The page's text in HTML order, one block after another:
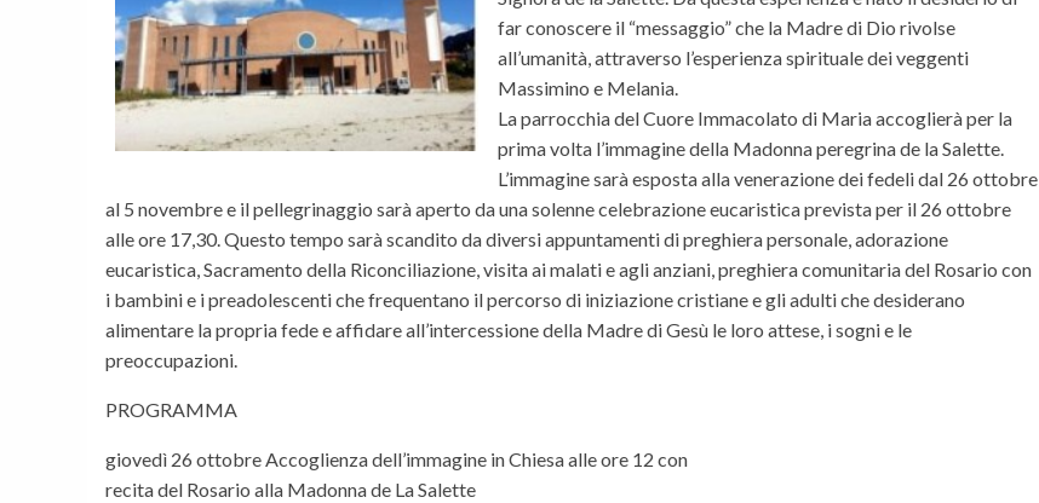
far conoscere il “messaggio” che la Madre di Dio rivolse
all’umanità, attraverso l’esperienza spirituale dei veggenti
Massimino e Melania.
La parrocchia del Cuore Immacolato di Maria accoglierà per la
prima volta l’immagine della Madonna peregrina de la Salette.
L’immagine sarà esposta alla venerazione dei fedeli dal 26 ottobre
al 5 novembre e il pellegrinaggio sarà aperto da una solenne celebrazione eucaristica prevista per il 26 ottobre
alle ore 17,30. Questo tempo sarà scandito da diversi appuntamenti di preghiera personale, adorazione
eucaristica, Sacramento della Riconciliazione, visita ai malati e agli anziani, preghiera comunitaria del Rosario con
i bambini e i preadolescenti che frequentano il percorso di iniziazione cristiane e gli adulti che desiderano
alimentare la propria fede e affidare all’intercessione della Madre di Gesù le loro attese, i sogni e le
preoccupazioni.
PROGRAMMA
giovedì 26 ottobre Accoglienza dell’immagine in Chiesa alle ore 12 con
recita del Rosario alla Madonna de La Salette